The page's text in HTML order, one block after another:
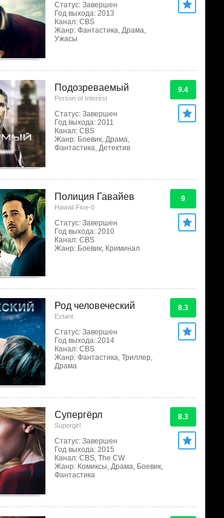
Статус: Завершен
Год выхода: 2013
Канал: CBS
Жанр: Фантастика, Драма,
Ужасы
Подозреваемый
Person of Interest
Статус: Завершен
Год выхода: 2011
Канал: CBS
Жанр: Боевик, Драма,
Фантастика, Детектив
9.4
Полиция Гавайев
Hawaii Five-0
Статус: Завершен
Год выхода: 2010
Канал: CBS
Жанр: Боевик, Криминал
9
Род человеческий
Extant
Статус: Завершен
Год выхода: 2014
Канал: CBS
Жанр: Фантастика, Триллер,
Драма
8.3
Супергёрл
Supergirl
Статус: Завершен
Год выхода: 2015
Канал: CBS, The CW
Жанр: Комиксы, Драма, Боевик,
Фантастика
8.3